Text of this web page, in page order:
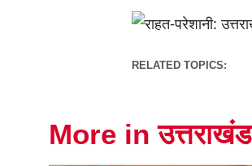
RELATED TOPICS:
More in उत्तराखंड